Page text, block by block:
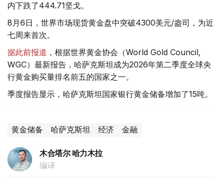
内下跌了444.71坚戈。
8月6日，世界市场现货黄金盘中突破4300美元/盎司，为近
七周来首次。
据此前报道 ，根据世界黄金协会（World Gold Council,
WGC）最新报告，哈萨克斯坦成为2026年第二季度全球央
行黄金购买量排名前五的国家之一。
季度报告显示，哈萨克斯坦国家银行黄金储备增加了15吨。
黄金储备 哈萨克斯坦 经济 金融
木合塔尔 哈力木拉
编译